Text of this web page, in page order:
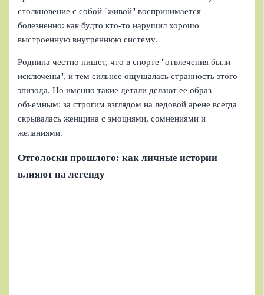
столкновение с собой "живой" воспринимается
болезненно: как будто кто-то нарушил хорошо
выстроенную внутреннюю систему.
Роднина честно пишет, что в спорте "отвлечения были
исключены", и тем сильнее ощущалась странность этого
эпизода. Но именно такие детали делают ее образ
объемным: за строгим взглядом на ледовой арене всегда
скрывалась женщина с эмоциями, сомнениями и
желаниями.
Отголоски прошлого: как личные истории
влияют на легенду